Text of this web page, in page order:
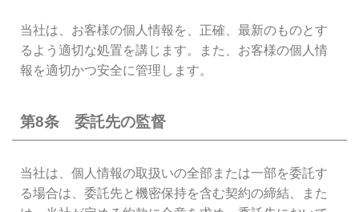
当社は、お客様の個人情報を、正確、最新のものとす
るよう適切な処置を講じます。また、お客様の個人情
報を適切かつ安全に管理します。
第8条 委託先の監督
当社は、個人情報の取扱いの全部または一部を委託す
る場合は、委託先と機密保持を含む契約の締結、また